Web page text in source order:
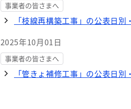
事業者の皆さまへ
「枝線再構築工事」の公表日
2025年10月01日
事業者の皆さまへ
「管きょ補修工事」の公表日